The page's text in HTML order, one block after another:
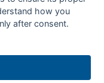
uvedení zdroje v podobě
v AGRISu.
how you
after consent.